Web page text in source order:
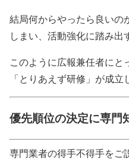
結局何からやったら良いの
しまい、活動強化に踏み出
このように広報兼任者にと
「とりあえず研修」が成立
優先順位の決定に専門
専門業者の得手不得手をご